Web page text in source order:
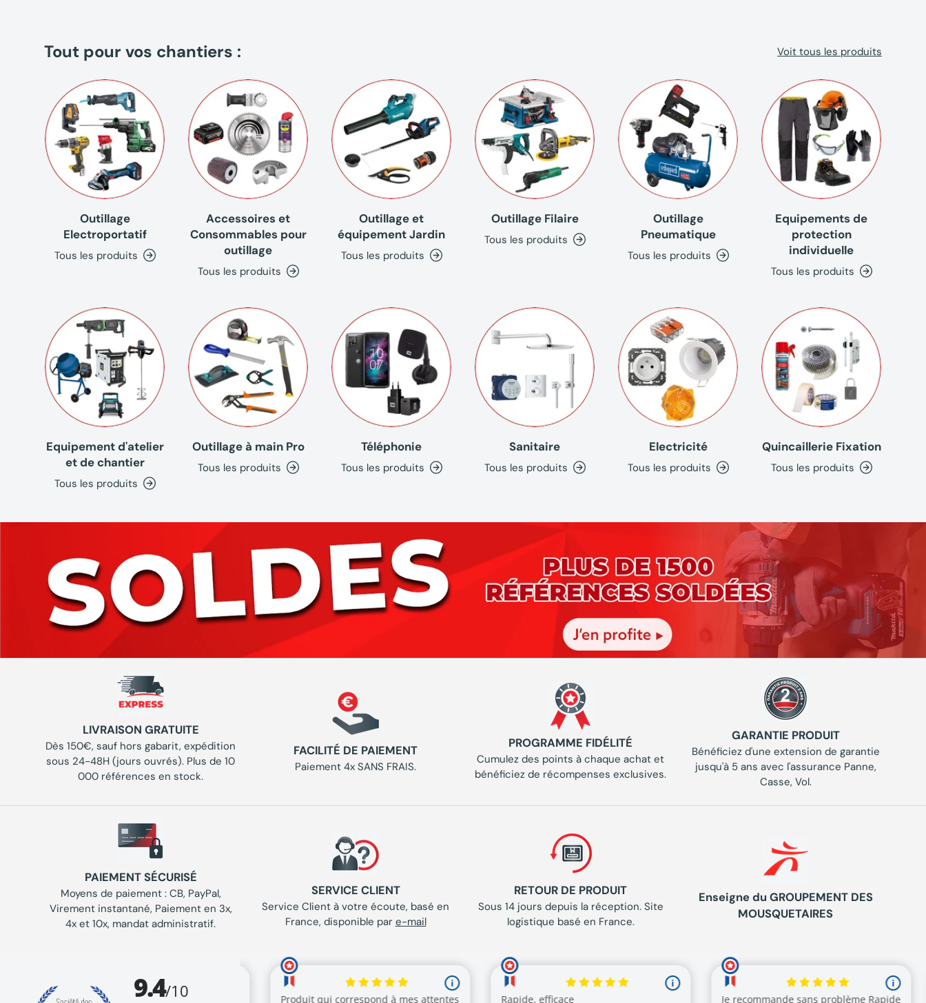
Tout pour vos chantiers : Voit tous les produits
Outillage
Electroportatif
Tous les produits
Accessoires et
Consommables pour
outillage
Tous les produits
Outillage et
équipement Jardin
Tous les produits
Outillage Filaire
Tous les produits
Outillage
Pneumatique
Tous les produits
Equipements de
protection
individuelle
Tous les produits
Equipement d'atelier
et de chantier
Tous les produits
Outillage à main Pro
Tous les produits
Téléphonie
Tous les produits
Sanitaire
Tous les produits
Electricité
Tous les produits
Quincaillerie Fixation
Tous les produits
LIVRAISON GRATUITE
Dès 150€, sauf hors gabarit, expédition
sous 24-48H (jours ouvrés). Plus de 10
000 références en stock.
FACILITÉ DE PAIEMENT
Paiement 4x SANS FRAIS.
PROGRAMME FIDÉLITÉ
Cumulez des points à chaque achat et
bénéficiez de récompenses exclusives.
GARANTIE PRODUIT
Bénéficiez d'une extension de garantie
jusqu'à 5 ans avec l'assurance Panne,
Casse, Vol.
PAIEMENT SÉCURISÉ
Moyens de paiement : CB, PayPal,
Virement instantané, Paiement en 3x,
4x et 10x, mandat administratif.
SERVICE CLIENT
Service Client à votre écoute, basé en
France, disponible par e-mail
RETOUR DE PRODUIT
Sous 14 jours depuis la réception. Site
logistique basé en France.
Enseigne du GROUPEMENT DES
MOUSQUETAIRES